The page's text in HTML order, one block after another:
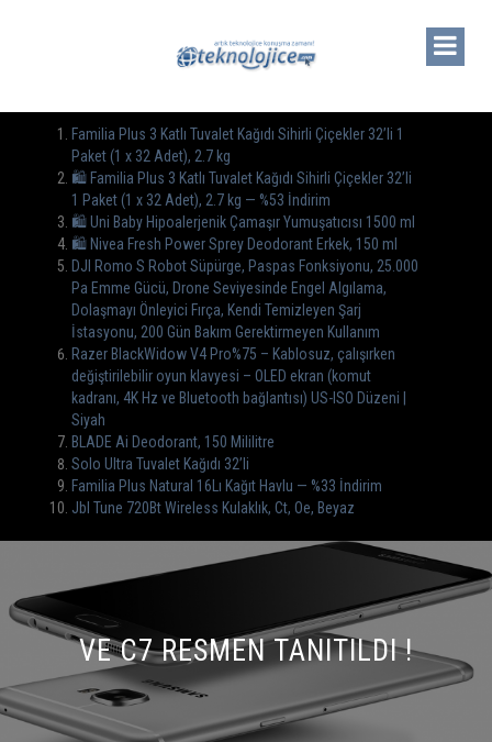
Familia Plus 3 Katlı Tuvalet Kağıdı Sihirli Çiçekler 32’li 1
Paket (1 x 32 Adet), 2.7 kg
🛍️ Familia Plus 3 Katlı Tuvalet Kağıdı Sihirli Çiçekler 32’li
1 Paket (1 x 32 Adet), 2.7 kg — %53 İndirim
🛍️ Uni Baby Hipoalerjenik Çamaşır Yumuşatıcısı 1500 ml
🛍️ Nivea Fresh Power Sprey Deodorant Erkek, 150 ml
DJI Romo S Robot Süpürge, Paspas Fonksiyonu, 25.000
Pa Emme Gücü, Drone Seviyesinde Engel Algılama,
Dolaşmayı Önleyici Fırça, Kendi Temizleyen Şarj
İstasyonu, 200 Gün Bakım Gerektirmeyen Kullanım
Razer BlackWidow V4 Pro%75 – Kablosuz, çalışırken
değiştirilebilir oyun klavyesi – OLED ekran (komut
kadranı, 4K Hz ve Bluetooth bağlantısı) US-ISO Düzeni |
Siyah
BLADE Ai Deodorant, 150 Mililitre
Solo Ultra Tuvalet Kağıdı 32’li
Familia Plus Natural 16Lı Kağıt Havlu — %33 İndirim
Jbl Tune 720Bt Wireless Kulaklık, Ct, Oe, Beyaz
VE C7 RESMEN TANITILDI !